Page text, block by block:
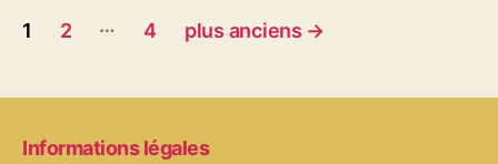
Pagination
publications
1 2 … 4 plus anciens →
Informations légales